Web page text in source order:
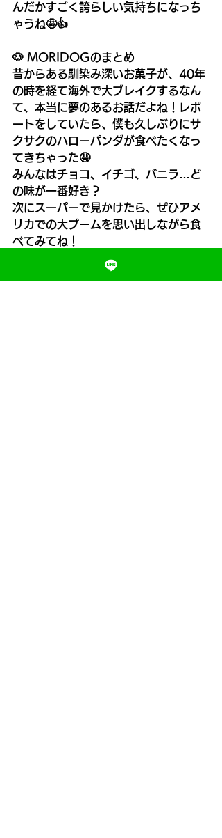
んだかすごく誇らしい気持ちになっち
ゃうね🤩👍
🐶 MORIDOGのまとめ
昔からある馴染み深いお菓子が、40年
の時を経て海外で大ブレイクするなん
て、本当に夢のあるお話だよね！レポ
ートをしていたら、僕も久しぶりにサ
クサクのハローパンダが食べたくなっ
てきちゃった🤤
みんなはチョコ、イチゴ、バニラ…ど
の味が一番好き？
次にスーパーで見かけたら、ぜひアメ
リカでの大ブームを思い出しながら食
べてみてね！
それでは、また次のレポートでお会い